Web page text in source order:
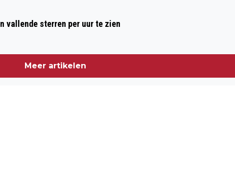
MAATSCHAPPELIJKE OPVANG IN DE
vallende sterren per uur te zien
Meer artikelen